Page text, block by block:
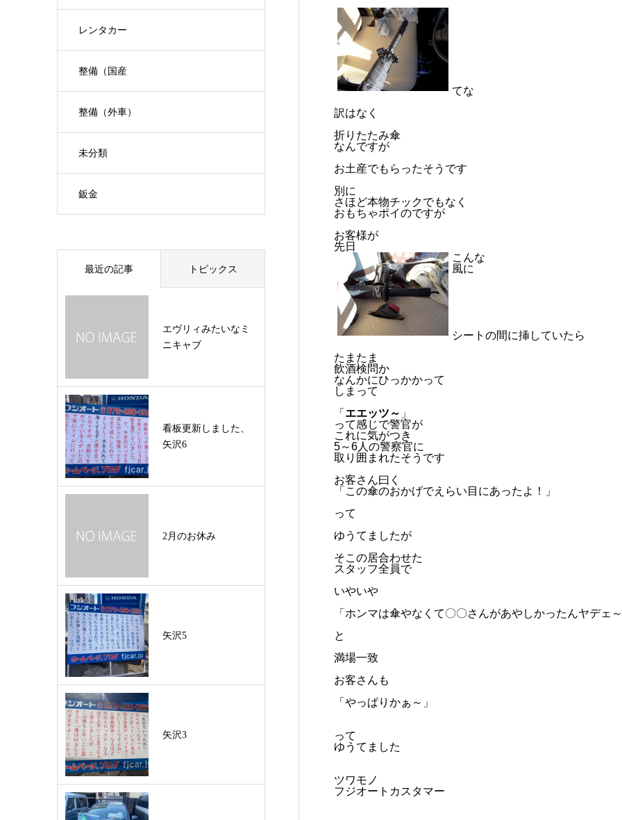
レンタカー
整備（国産
整備（外車）
未分類
鈑金
てな
訳はなく
折りたたみ傘
なんですが
お土産でもらったそうです
別に
さほど本物チックでもなく
おもちゃポイのですが
お客様が
先日
こんな
風に
シートの間に挿していたら
たまたま
飲酒検問か
なんかにひっかかって
しまって
「 エエッツ～ 」
って感じで警官が
これに気がつき
5～6人の警察官に
取り囲まれたそうです
お客さん曰く
「この傘のおかげでえらい目にあったよ！」
って
ゆうてましたが
そこの居合わせた
スタッフ全員で
いやいや
「ホンマは傘やなくて〇〇さんがあやしかったんヤデェ
と
満場一致
お客さんも
「やっぱりかぁ～」
って
ゆうてました
ツワモノ
フジオートカスタマー
最近の記事 トピックス
エヴリィみたいなミ
ニキャブ
看板更新しました、
矢沢6
2月のお休み
矢沢5
矢沢3